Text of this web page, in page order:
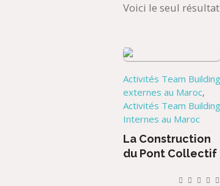
Voici le seul résultat
Activités Team Building
externes au Maroc,
Activités Team Building
Internes au Maroc
La Construction
du Pont Collectif